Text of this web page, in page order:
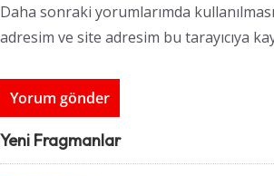
Daha sonraki yorumlarımda
adresim ve site adresim bu tarayıcıya
Yeni Fragmanlar